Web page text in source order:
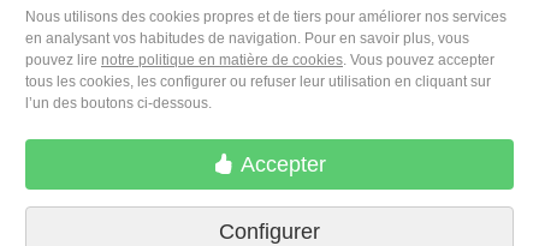
M. Moleiro Editor, S.A.
Travesera de Gracia, 17
E08021 Barcelona (Spain)
Nous utilisons des cookies propres et de tiers pour améliorer nos services
en analysant vos habitudes de navigation. Pour en savoir plus, vous
pouvez lire notre politique en matière de cookies. Vous pouvez accepter
tous les cookies, les configurer ou refuser leur utilisation en cliquant sur
l’un des boutons ci-dessous.
Accepter
Configurer